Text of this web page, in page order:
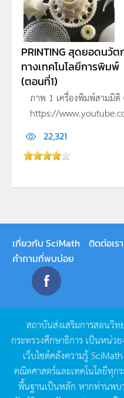
PRINTING สุดยอดนวัต
ทางเทคโนโลยีการพิมพ์
(ตอนที่1)
ภาพ 1 เครื่องพิมพ์สามมิติ
https://
22,321
เกี่ยวกับ SciMath ติดต่อเรา
คำถามที่พบบ่อย
สถาบันส่งเสริมการสอนวิท
กระทรวงศึกษาธิการ เป็นหน่วย
เว็บไซต์คลังความรู้SciMath
คณิตศาสตร์และเทคโนโลยีทุก
พื้นฐานเป็นหลัก หากท่านพบ